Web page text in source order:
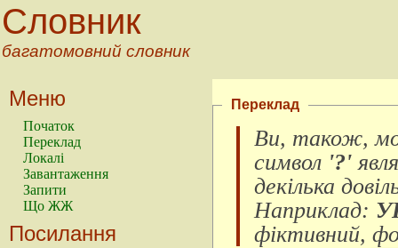
Словник
багатомовний словник
Меню
Початок
Переклад
Локалі
Завантаження
Запити
Що ЖЖ
Посилання
Переклад
Ви, також,
символ '?'
декілька
Наприклад:
фіктивний,